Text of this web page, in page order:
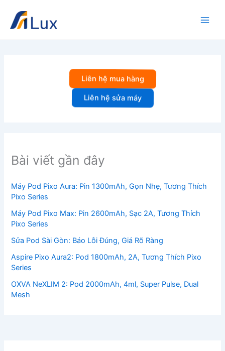
dung
Liên hệ mua hàng
Liên hệ sửa máy
Bài viết gần đây
Máy Pod Pixo Aura: Pin 1300mAh, Gọn Nhẹ, Tương Thích
Pixo Series
Máy Pod Pixo Max: Pin 2600mAh, Sạc 2A, Tương Thích
Pixo Series
Sửa Pod Sài Gòn: Báo Lỗi Đúng, Giá Rõ Ràng
Aspire Pixo Aura2: Pod 1800mAh, 2A, Tương Thích Pixo
Series
OXVA NeXLIM 2: Pod 2000mAh, 4ml, Super Pulse, Dual
Mesh